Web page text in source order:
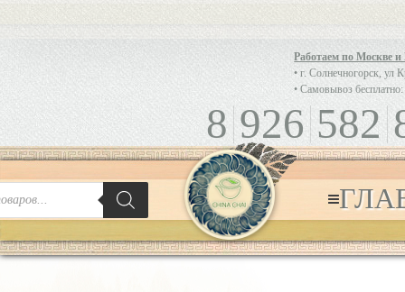
Работаем по Москве
• г. Солнечногорск, ул
• Самовывоз
8 926 582